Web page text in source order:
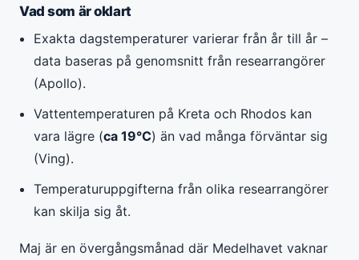
Vad som är oklart
Exakta dagstemperaturer varierar från år till år –
data baseras på genomsnitt från researrangörer
(Apollo).
Vattentemperaturen på Kreta och Rhodos kan
vara lägre (ca 19°C) än vad många förväntar sig
(Ving).
Temperaturuppgifterna från olika researrangörer
kan skilja sig åt.
Maj är en övergångsmånad där Medelhavet vaknar